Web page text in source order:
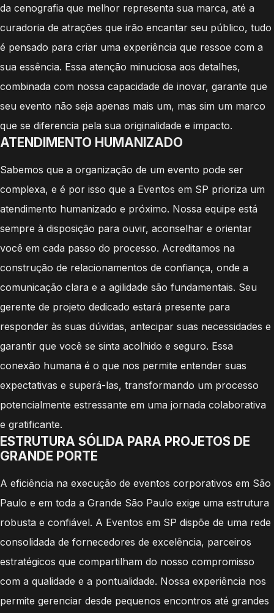
da cenografia que melhor representa sua marca, até a
curadoria de atrações que irão encantar seu público, tudo
é pensado para criar uma experiência que ressoe com a
sua essência. Essa atenção minuciosa aos detalhes,
combinada com nossa capacidade de inovar, garante que
seu evento não seja apenas mais um, mas sim um marco
que se diferencia pela sua originalidade e impacto.
ATENDIMENTO HUMANIZADO
Sabemos que a organização de um evento pode ser
complexa, e é por isso que a Eventos em SP prioriza um
atendimento humanizado e próximo. Nossa equipe está
sempre à disposição para ouvir, aconselhar e orientar
você em cada passo do processo. Acreditamos na
construção de relacionamentos de confiança, onde a
comunicação clara e a agilidade são fundamentais. Seu
gerente de projeto dedicado estará presente para
responder às suas dúvidas, antecipar suas necessidades e
garantir que você se sinta acolhido e seguro. Essa
conexão humana é o que nos permite entender suas
expectativas e superá-las, transformando um processo
potencialmente estressante em uma jornada colaborativa
e gratificante.
ESTRUTURA SÓLIDA PARA PROJETOS DE
GRANDE PORTE
A eficiência na execução de eventos corporativos em São
Paulo e em toda a Grande São Paulo exige uma estrutura
robusta e confiável. A Eventos em SP dispõe de uma rede
consolidada de fornecedores de excelência, parceiros
estratégicos que compartilham do nosso compromisso
com a qualidade e a pontualidade. Nossa experiência nos
permite gerenciar desde pequenos encontros até grandes